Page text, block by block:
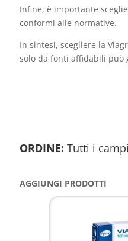
Infine, è importante
conformi alle normative.
In sintesi, scegliere la
solo da fonti affidabili può
ORDINE: Tutti i
AGGIUNGI PRODOTTI